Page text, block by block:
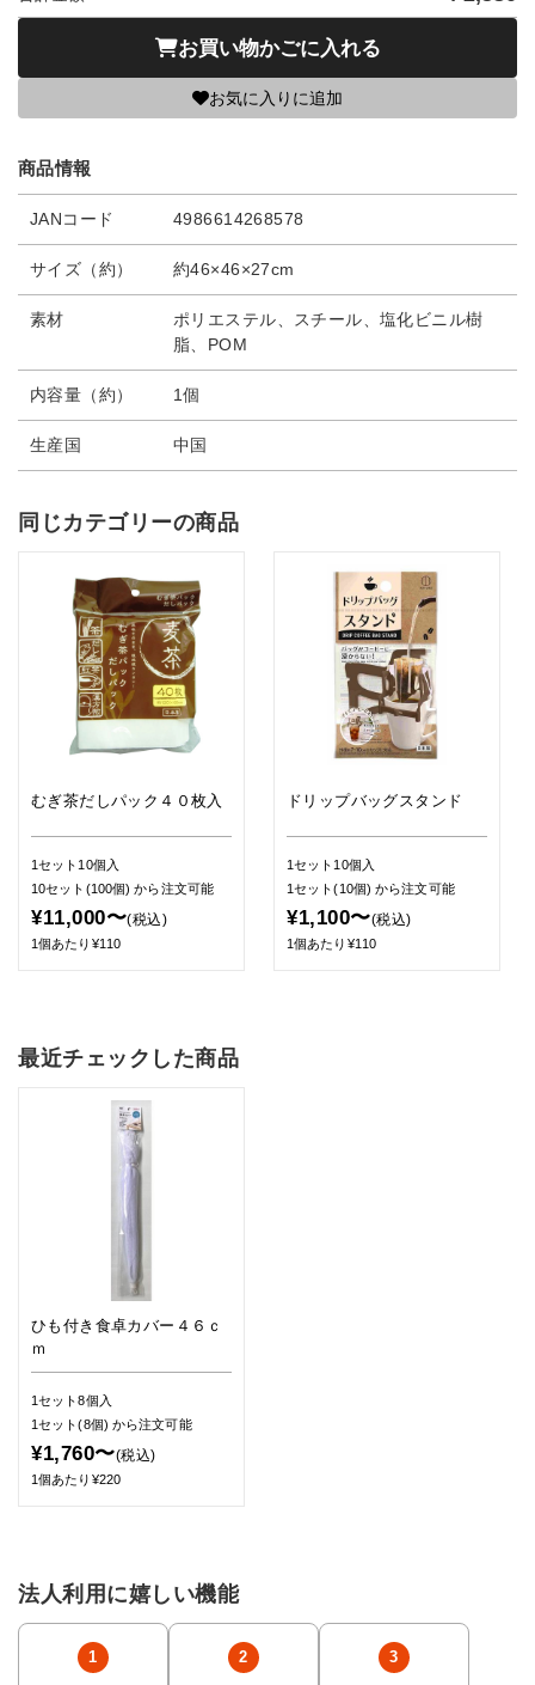
お買い物かごに入れる
お気に入りに追加
商品情報
JANコード 4986614268578
サイズ（約） 約46×46×27cm
素材
ポリエステル、スチール、塩化ビニル樹
脂、POM
内容量（約） 1個
生産国 中国
同じカテゴリーの商品
むぎ茶だしパック４０枚入
1セット10個入
10セット(100個)から注文可能
¥11,000〜(税込)
1個あたり¥110
ドリップバッグスタンド
1セット10個入
1セット(10個)から注文可能
¥1,100〜(税込)
1個あたり¥110
最近チェックした商品
ひも付き食卓カバー４６ｃ
ｍ
1セット8個入
1セット(8個) から注文可能
¥1,760〜(税込)
1個あたり¥220
法人利用に嬉しい機能